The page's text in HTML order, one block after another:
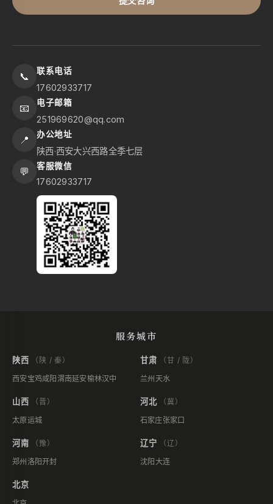
📞 联系电话
17602933717
📧 电子邮箱
251969620@qq.com
📍 办公地址
陕西·西安大兴西路全季七层
💬 客服微信
17602933717
服务城市
陕西
（陕 / 秦）
西安宝鸡咸阳 渭南延安榆林汉中
甘肃
（甘 / 陇）
兰州 天水
山西
（晋）
太原运城
河北
（冀）
石家庄张家口
河南
（豫）
郑州 洛阳开封
辽宁
（辽）
沈阳 大连
北京